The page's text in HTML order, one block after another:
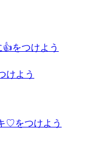
をつけよう
けよう
♡をつけよう